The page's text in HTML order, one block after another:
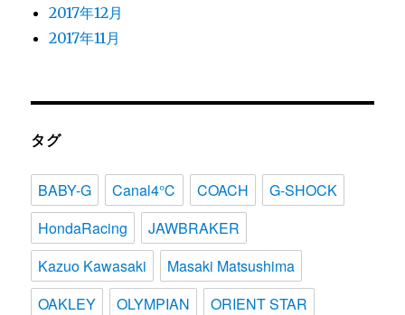
2017年12月
2017年11月
タグ
BABY-G Canal4℃ COACH
G-SHOCK
HondaRacing
JAWBRAKER
Kazuo Kawasaki
Masaki Matsushima
OAKLEY
OLYMPIAN
ORIENT STAR